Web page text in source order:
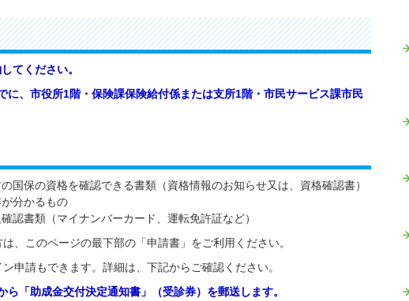
てください。
に、市役所1階・保険課保険給付係または支所1階・市民サービス課市民
国保の資格を確認できる書類（資格情報のお知らせ又は、資格確認書）
分かるもの
認書類（マイナンバーカード、運転免許証など）
、このページの最下部の「申請書」をご利用ください。
申請もできます。詳細は、下記からご確認ください。
「助成金交付決定通知書」（受診券）を郵送します。